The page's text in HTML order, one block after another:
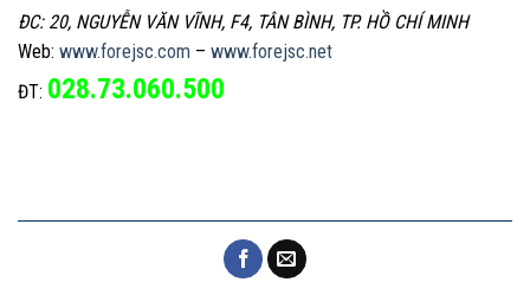
ĐC: 20, NGUYỄN VĂN VĨNH, F4, TÂN BÌNH, TP. HỒ CHÍ MINH
Web: www.forejsc.com – www.forejsc.net
ĐT: 028.73.060.500